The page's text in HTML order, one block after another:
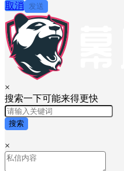
取消 发送
×
搜索一下可能来得更快
搜索
×